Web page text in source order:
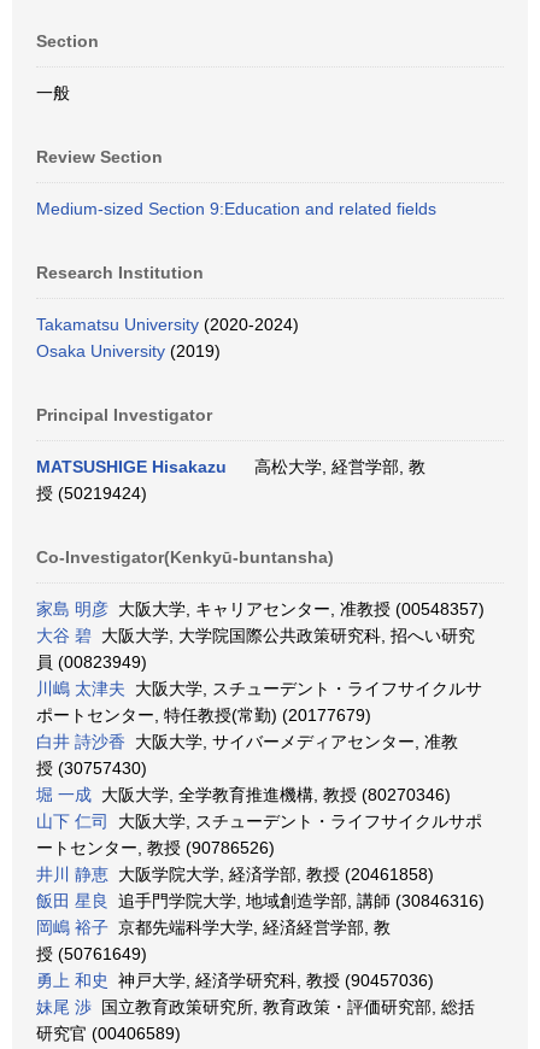
Section
一般
Review Section
Medium-sized Section 9:Education and related fields
Research Institution
Takamatsu University (2020-2024)
Osaka University (2019)
Principal Investigator
MATSUSHIGE Hisakazu
高松大学, 経営学部, 教
授 (50219424)
Co-Investigator(Kenkyū-buntansha)
家島 明彦 大阪大学, キャリアセンター, 准教授 (00548357)
大谷 碧 大阪大学, 大学院国際公共政策研究科, 招へい研究
員 (00823949)
川嶋 太津夫 大阪大学, スチューデント・ライフサイクルサ
ポートセンター, 特任教授(常勤) (20177679)
白井 詩沙香 大阪大学, サイバーメディアセンター, 准教
授 (30757430)
堀 一成 大阪大学, 全学教育推進機構, 教授 (80270346)
山下 仁司
大阪大学, スチューデント・ライフサイクルサポ
ートセンター, 教授 (90786526)
井川 静恵 大阪学院大学, 経済学部, 教授 (20461858)
飯田 星良
追手門学院大学, 地域創造学部, 講師 (30846316)
岡嶋 裕子 京都先端科学大学, 経済経営学部, 教
授 (50761649)
勇上 和史
神戸大学, 経済学研究科, 教授 (90457036)
妹尾 渉 国立教育政策研究所, 教育政策・評価研究部, 総括
研究官 (00406589)